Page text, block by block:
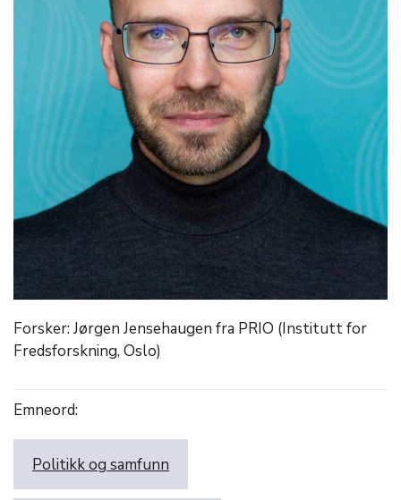
Forsker: Jørgen Jensehaugen fra PRIO (Institutt for
Fredsforskning, Oslo)
Emneord:
Politikk og samfunn